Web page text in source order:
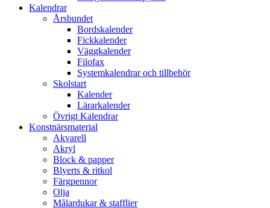
Kalendrar
Årsbundet
Bordskalender
Fickkalender
Väggkalender
Filofax
Systemkalendrar och tillbehör
Skolstart
Kalender
Lärarkalender
Övrigt Kalendrar
Konstnärsmaterial
Akvarell
Akryl
Block & papper
Blyerts & ritkol
Färgpennor
Olja
Målardukar & stafflier